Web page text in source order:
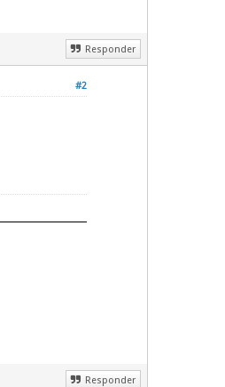
Responder
#2
Responder